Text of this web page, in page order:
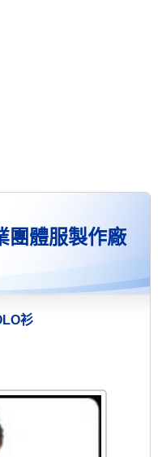
團體服製作廠
衫